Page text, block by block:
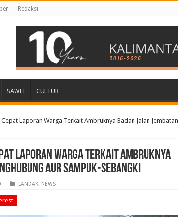
Redaksi
SAWIT CULTURE
Laporan Warga Terkait Ambruknya Badan Jalan Jembatan
Laporan Warga Terkait Ambruknya
Aur Sampuk-Sebangki
LANDAK, NEWS